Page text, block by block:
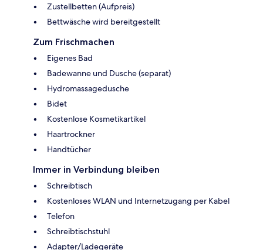
Zustellbetten (Aufpreis)
Bettwäsche wird bereitgestellt
Zum Frischmachen
Eigenes Bad
Badewanne und Dusche (separat)
Hydromassagedusche
Bidet
Kostenlose Kosmetikartikel
Haartrockner
Handtücher
Immer in Verbindung bleiben
Schreibtisch
Kostenloses WLAN und Internetzugang per Kabel
Telefon
Schreibtischstuhl
Adapter/Ladegeräte